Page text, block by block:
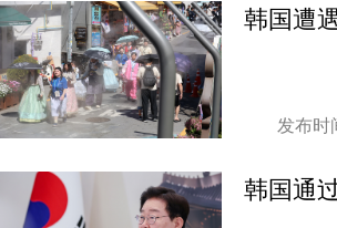
韩国遭
发布
韩国通